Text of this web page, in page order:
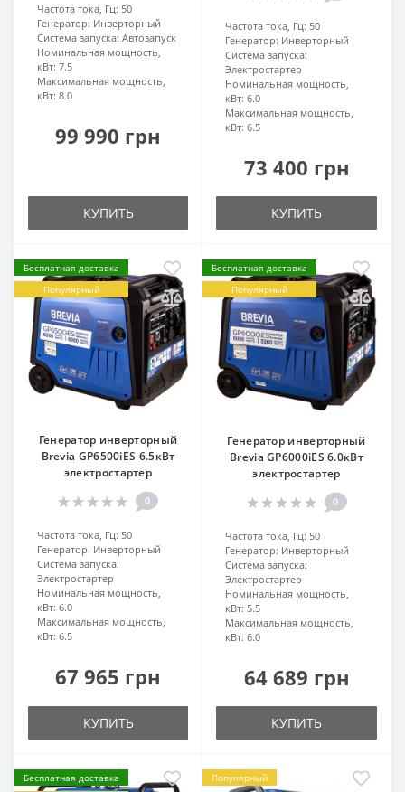
Частота тока, Гц: 50
Генератор: Инверторный
Система запуска: Автозапуск
Номинальная мощность,
кВт: 7.5
Максимальная мощность,
кВт: 8.0
99 990 грн
КУПИТЬ
Частота тока, Гц: 50
Генератор: Инверторный
Система запуска:
Электростартер
Номинальная мощность,
кВт: 6.0
Максимальная мощность,
кВт: 6.5
73 400 грн
КУПИТЬ
Бесплатная доставка
Популярный
Генератор инверторный
Brevia GP6500iES 6.5кВт
электростартер
0
Частота тока, Гц: 50
Генератор: Инверторный
Система запуска:
Электростартер
Номинальная мощность,
кВт: 6.0
Максимальная мощность,
кВт: 6.5
67 965 грн
КУПИТЬ
Бесплатная доставка
Популярный
Генератор инверторный
Brevia GP6000iES 6.0кВт
электростартер
0
Частота тока, Гц: 50
Генератор: Инверторный
Система запуска:
Электростартер
Номинальная мощность,
кВт: 5.5
Максимальная мощность,
кВт: 6.0
64 689 грн
КУПИТЬ
Бесплатная доставка Популярный